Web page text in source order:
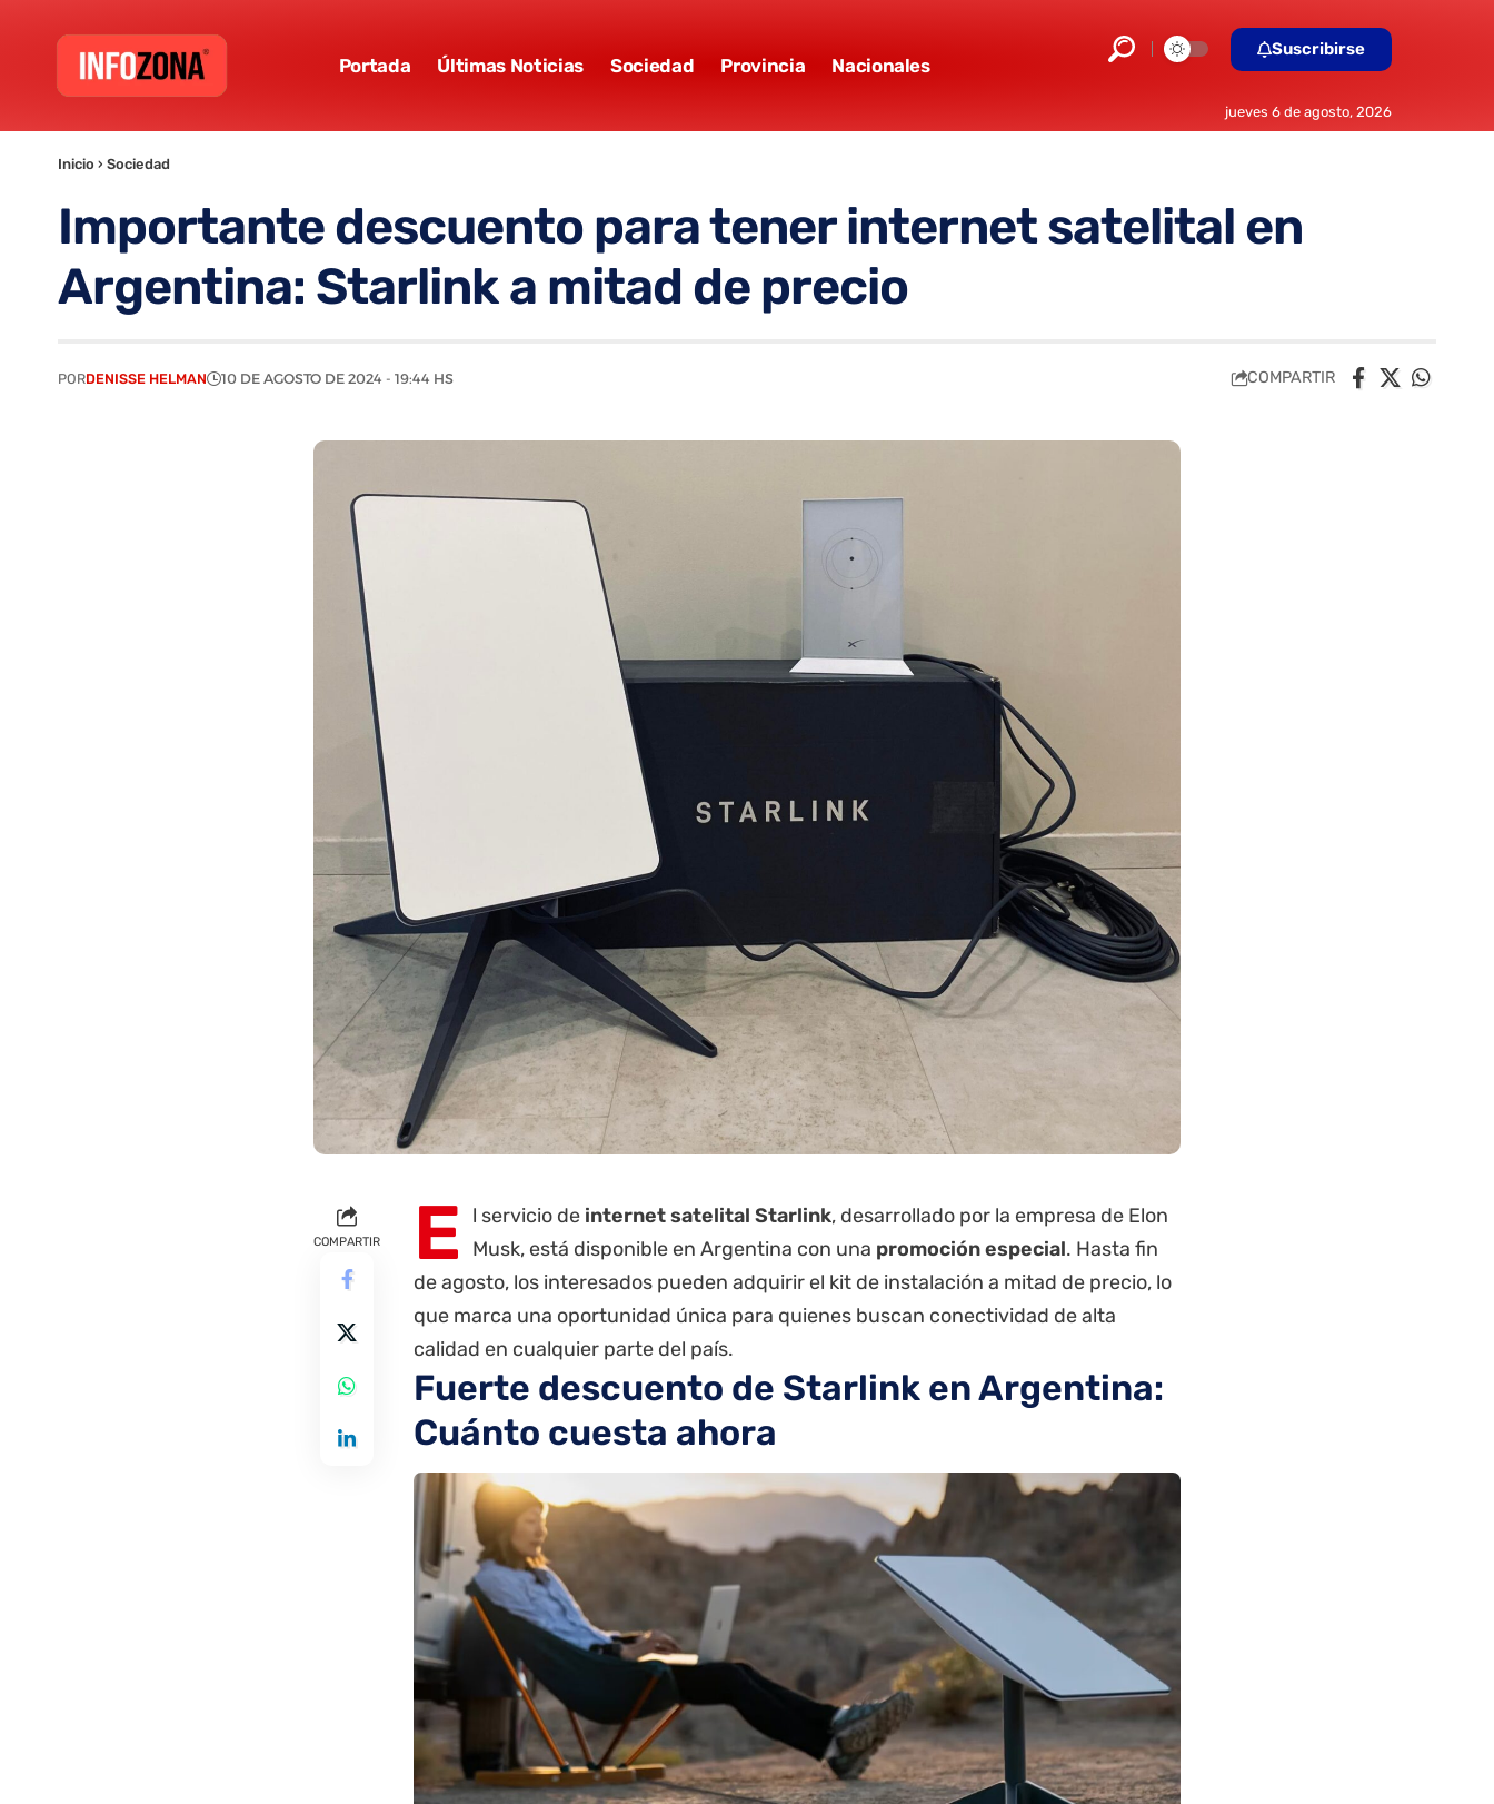
Portada Últimas Noticias Sociedad Provincia Nacionales
Suscribirse
jueves 6 de agosto, 2026
Inicio › Sociedad
Importante descuento para tener internet satelital en
Argentina: Starlink a mitad de precio
PORDENISSE HELMAN 10 DE AGOSTO DE 2024 - 19:44 HS COMPARTIR
COMPARTIR E l servicio de internet satelital Starlink, desarrollado por la empresa de Elon
Musk, está disponible en Argentina con una promoción especial. Hasta fin
de agosto, los interesados pueden adquirir el kit de instalación a mitad de precio, lo
que marca una oportunidad única para quienes buscan conectividad de alta
calidad en cualquier parte del país.
Fuerte descuento de Starlink en Argentina:
Cuánto cuesta ahora